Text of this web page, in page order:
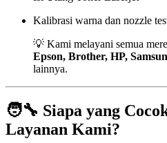
Kalibrasi warna dan nozzle
💡 Kami melayani semua
Epson, Brother, HP,
lainnya.
🧑‍🔧 Siapa yang
Layanan Kami?